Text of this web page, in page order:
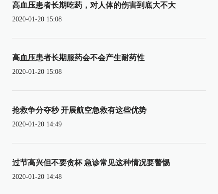
高血压患者长期吃药，对人体的伤害到底大不大
2020-01-20 15:08
高血压患者长期服药会不会产生耐药性
2020-01-20 15:08
抢救争分夺秒 开展航空急救有这些优势
2020-01-20 14:49
过节高兴但不要贪杯 急诊常见这种情况要警惕
2020-01-20 14:48